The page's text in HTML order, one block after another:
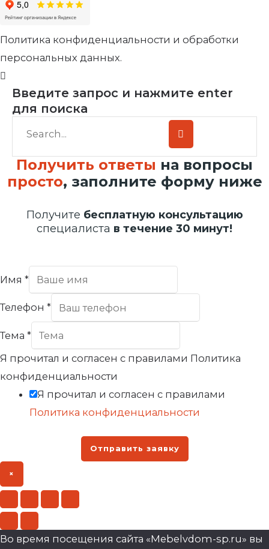
Политика конфиденциальности и обработки
персональных данных.
Введите запрос и нажмите enter
для поиска
Получить ответы на вопросы
просто, заполните форму ниже
Получите бесплатную консультацию
специалиста в течение 30 минут!
Имя *
Телефон *
Тема *
Я прочитал и согласен с правилами Политика
конфиденциальности
Я прочитал и согласен с правилами
Политика конфиденциальности
Отправить заявку
×
Во время посещения сайта «Mebelvdom-sp.ru» вы